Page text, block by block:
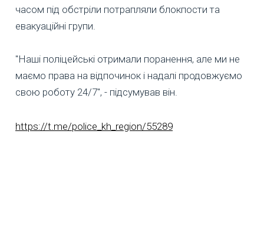
часом під обстріли потрапляли блокпости та
евакуаційні групи.
"Наші поліцейські отримали поранення, але ми не
маємо права на відпочинок і надалі продовжуємо
свою роботу 24/7", - підсумував він.
https://t.me/police_kh_region/55289